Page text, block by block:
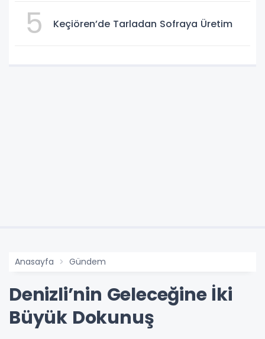
5 Keçiören’de Tarladan Sofraya Üretim
Anasayfa Gündem
Denizli’nin Geleceğine İki
Büyük Dokunuş